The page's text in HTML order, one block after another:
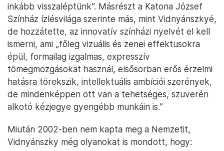
inkább visszaléptünk”. Másrészt a Katona József
Színház ízlésvilága szerinte más, mint Vidnyánszkyé,
de hozzátette, az innovatív színházi nyelvét el kell
ismerni, ami „főleg vizuális és zenei effektusokra
épül, formailag izgalmas, expresszív
tömegmozgásokat használ, elsősorban erős érzelmi
hatásra törekszik, intellektuális ambíciói szerények,
de mindenképpen ott van a tehetséges, szuverén
alkotó kézjegye gyengébb munkáin is.”
Miután 2002-ben nem kapta meg a Nemzetit,
Vidnyánszky még olyanokat is mondott, hogy: